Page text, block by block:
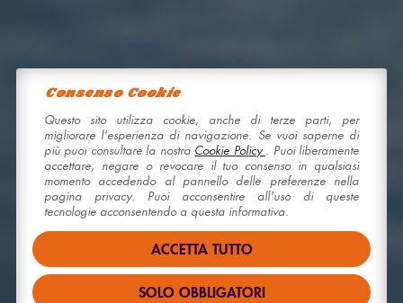
Consenso Cookie
Questo sito utilizza cookie, anche di terze parti, per
migliorare l'esperienza di navigazione. Se vuoi saperne di
più puoi consultare la nostra Cookie Policy. Puoi liberamente
accettare, negare o revocare il tuo consenso in qualsiasi
momento accedendo al pannello delle preferenze nella
pagina privacy. Puoi acconsentire all'uso di queste
tecnologie acconsentendo a questa informativa.
ACCETTA TUTTO
SOLO OBBLIGATORI